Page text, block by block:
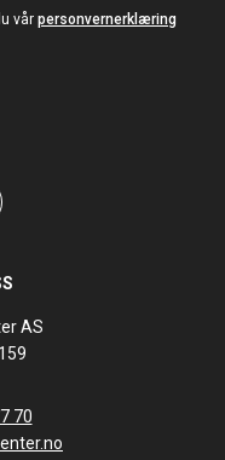
vår personvernerklæring
AS
70